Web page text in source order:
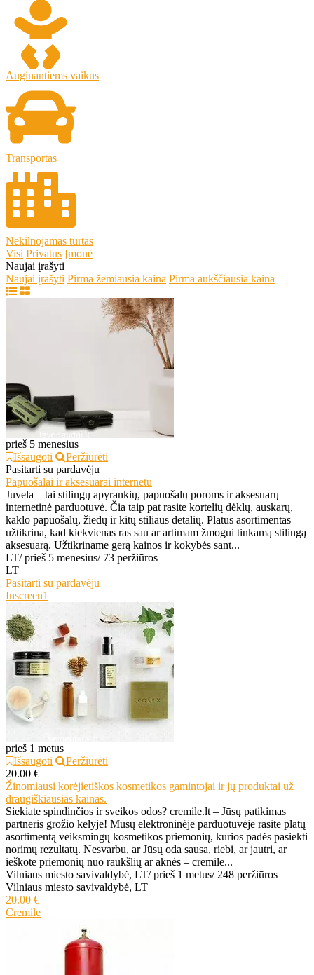
Auginantiems vaikus
Transportas
Nekilnojamas turtas
Visi Privatus Įmonė
Naujai įrašyti
Naujai įrašyti Pirma žemiausia kaina Pirma aukščiausia kaina
prieš 5 menesius
Išsaugoti
Peržiūrėti
Pasitarti su pardavėju
Papuošalai ir aksesuarai internetu
Juvela – tai stilingų apyrankių, papuošalų poroms ir aksesuarų
internetinė parduotuvė. Čia taip pat rasite kortelių dėklų, auskarų,
kaklo papuošalų, žiedų ir kitų stiliaus detalių. Platus asortimentas
užtikrina, kad kiekvienas ras sau ar artimam žmogui tinkamą stilingą
aksesuarą. Užtikriname gerą kainos ir kokybės sant...
LT/ prieš 5 menesius/ 73 peržiūros
LT
Pasitarti su pardavėju
Inscreen1
prieš 1 metus
Išsaugoti
Peržiūrėti
20.00 €
Žinomiausi korėjietiškos kosmetikos gamintojai ir jų produktai už
draugiškiausias kainas.
Siekiate spindinčios ir sveikos odos? cremile.lt – Jūsų patikimas
partneris grožio kelyje! Mūsų elektroninėje parduotuvėje rasite platų
asortimentą veiksmingų kosmetikos priemonių, kurios padės pasiekti
norimų rezultatų. Nesvarbu, ar Jūsų oda sausa, riebi, ar jautri, ar
ieškote priemonių nuo raukšlių ar aknės – cremile...
Vilniaus miesto savivaldybė, LT/ prieš 1 metus/ 248 peržiūros
Vilniaus miesto savivaldybė, LT
20.00 €
Cremile